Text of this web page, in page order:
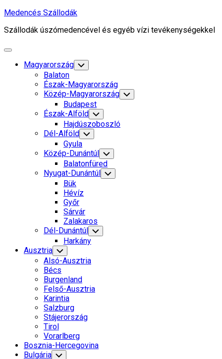
Skip
content
Medencés Szállodák
Szállodák úszómedencével és egyéb vízi tevékenységekkel
Expand
Magyarország Toggle
Child
Balaton
Észak-Magyarország
Közép-Magyarország Toggle
Child
Budapest
Észak-Alföld Toggle
Child
Menu
Hajdúszoboszló
Dél-Alföld Toggle
Child
Menu
Gyula
Közép-Dunántúl Toggle
Child
Menu
Balatonfüred
Nyugat-Dunántúl Toggle
Child
Bük
Hévíz
Győr
Sárvár
Zalakaros
Dél-Dunántúl Toggle
Child
Harkány
Ausztria Toggle
Child
Menu
Alsó-Ausztria
Bécs
Burgenland
Felső-Ausztria
Karintia
Salzburg
Stájerország
Tirol
Vorarlberg
Bosznia-Hercegovina
Bulgária Toggle